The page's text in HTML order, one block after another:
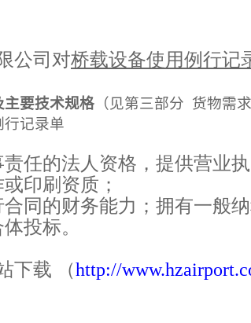
公司对桥载设备使用例行记
要技术规格 （见第三部分 货物需
行记录单
任的法人资格，提供营业执
印刷资质；
同的财务能力；拥有一般
投标。
下载 （http://